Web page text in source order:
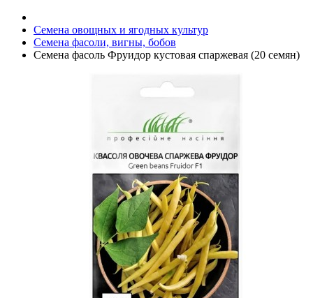
Семена овощных и ягодных культур
Семена фасоли, вигны, бобов
Семена фасоль Фруидор кустовая спаржевая (20 семян)